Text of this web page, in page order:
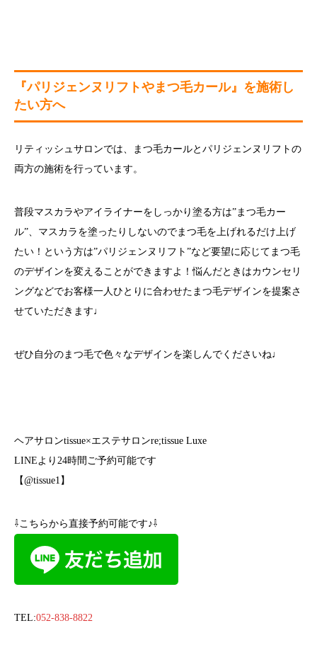
『パリジェンヌリフトやまつ毛カール』を施術し
たい方へ
リティッシュサロンでは、まつ毛カールとパリジェンヌリフトの
両方の施術を行っています。
普段マスカラやアイライナーをしっかり塗る方は”まつ毛カー
ル”、マスカラを塗ったりしないのでまつ毛を上げれるだけ上げ
たい！という方は”パリジェンヌリフト”など要望に応じてまつ毛
のデザインを変えることができますよ！悩んだときはカウンセリ
ングなどでお客様一人ひとりに合わせたまつ毛デザインを提案さ
せていただきます♩
ぜひ自分のまつ毛で色々なデザインを楽しんでくださいね♩
ヘアサロンtissue×エステサロンre;tissue Luxe
LINEより 24時間ご予約可能です
【@tissue1 】
⇩こちらから直接予約可能です♪⇩
TEL:052-838-8822